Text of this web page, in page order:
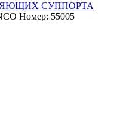
СУППОРТА
Номер: 55005